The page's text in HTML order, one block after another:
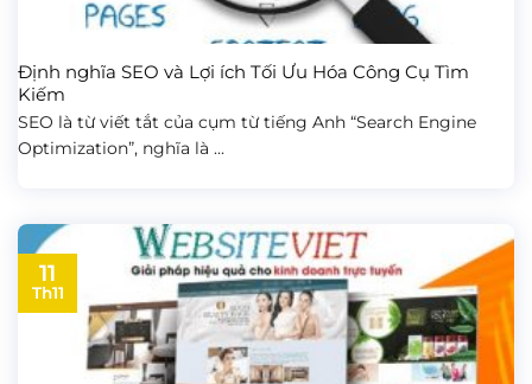
Định nghĩa SEO và Lợi ích Tối Ưu Hóa Công Cụ Tìm
Kiếm
SEO là từ viết tắt của cụm từ tiếng Anh “Search Engine
Optimization”, nghĩa là ...
11
Th11